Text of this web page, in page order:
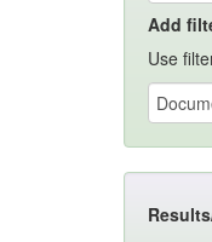
Add
Use